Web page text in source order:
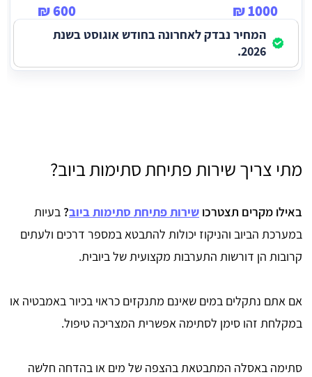
1000 ₪
600 ₪
המחיר נבדק לאחרונה בחודש אוגוסט בשנת
2026.
מתי צריך שירות פתיחת סתימות ביוב?
באילו מקרים תצטרכו שירות פתיחת סתימות ביוב? בעיות
במערכת הביוב והניקוז יכולות להתבטא במספר דרכים ולעתים
קרובות הן דורשות התערבות מקצועית של ביובית.
אם אתם נתקלים במים שאינם מתנקזים כראוי בכיור באמבטיה או
במקלחת זהו סימן לסתימה אפשרית המצריכה טיפול.
סתימה באסלה המתבטאת בהצפה של מים או בהדחה חלשה